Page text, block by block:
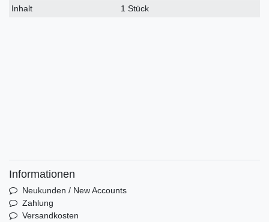
Inhalt
1 Stück
Informationen
Neukunden / New Accounts
Zahlung
Versandkosten